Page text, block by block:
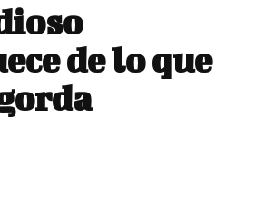
de lo que